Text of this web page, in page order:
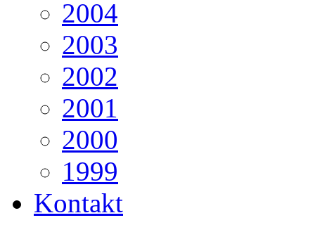
2004
2003
2002
2001
2000
1999
Kontakt